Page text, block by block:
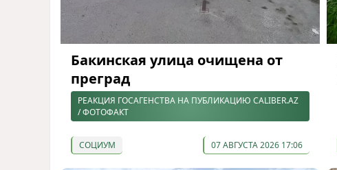
Бакинская улица очищена от
преград
РЕАКЦИЯ ГОСАГЕНСТВА НА ПУБЛИКАЦИЮ CALIBER.AZ
/ ФОТОФАКТ
СОЦИУМ 07 АВГУСТА 2026 17:06